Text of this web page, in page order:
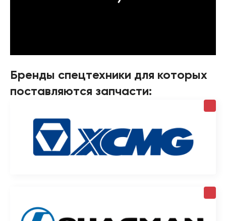
Бренды спецтехники для которых
поставляются запчасти: